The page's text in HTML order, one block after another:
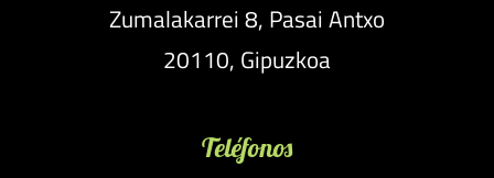
Zumalakarrei 8, Pasai Antxo
20110, Gipuzkoa
Teléfonos